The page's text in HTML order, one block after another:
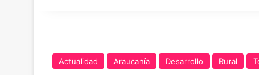
Actualidad Araucanía Desarrollo Rural